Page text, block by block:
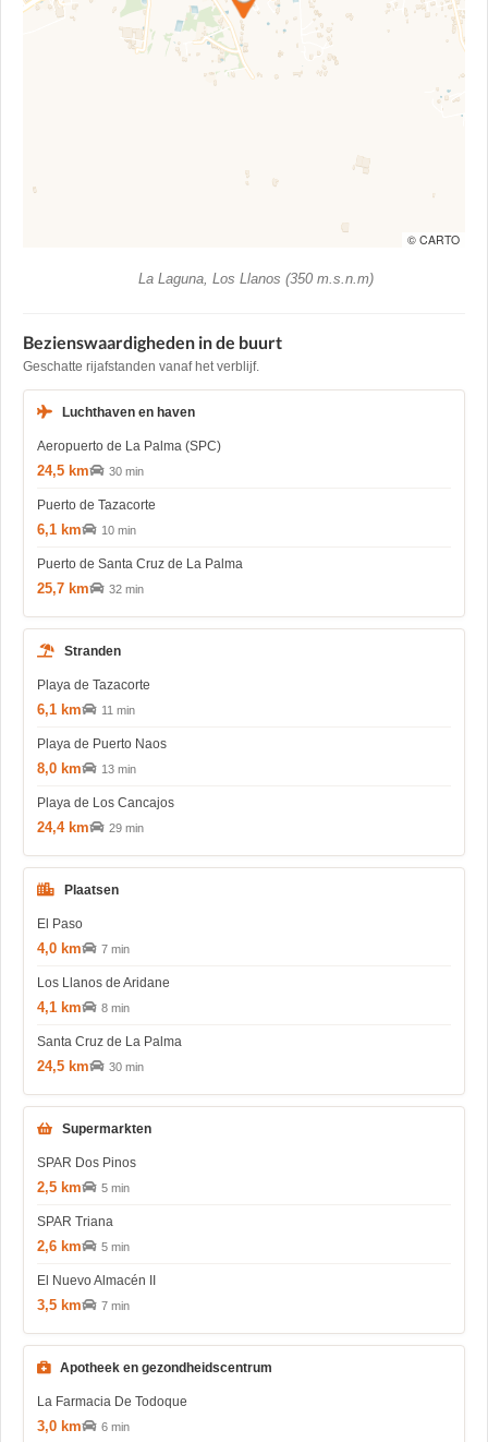
© CARTO
La Laguna, Los Llanos (350 m.s.n.m)
Bezienswaardigheden in de buurt
Geschatte rijafstanden vanaf het verblijf.
Luchthaven en haven
Aeropuerto de La Palma (SPC)
24,5 km 30 min
Puerto de Tazacorte
6,1 km 10 min
Puerto de Santa Cruz de La Palma
25,7 km 32 min
Stranden
Playa de Tazacorte
6,1 km 11 min
Playa de Puerto Naos
8,0 km 13 min
Playa de Los Cancajos
24,4 km 29 min
Plaatsen
El Paso
4,0 km 7 min
Los Llanos de Aridane
4,1 km 8 min
Santa Cruz de La Palma
24,5 km 30 min
Supermarkten
SPAR Dos Pinos
2,5 km 5 min
SPAR Triana
2,6 km 5 min
El Nuevo Almacén II
3,5 km 7 min
Apotheek en gezondheidscentrum
La Farmacia De Todoque
3,0 km 6 min